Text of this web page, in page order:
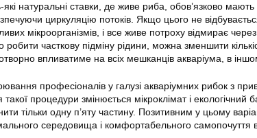
які натуральні ставки, де живе риба, обов’язково
циркуляцію потоків. Якщо цього не
мікроорганізмів, і все живе потроху відмирає через
робити часткову підміну рідини, можна зменшити
впливатиме на всіх мешканців акваріума, в
професіоналів у галузі акваріумних рибок з
такої процедури змінюється мікроклімат і
тільки одну п’яту частину. Позитивним у цьому
середовища і комфортабельного самопочуття